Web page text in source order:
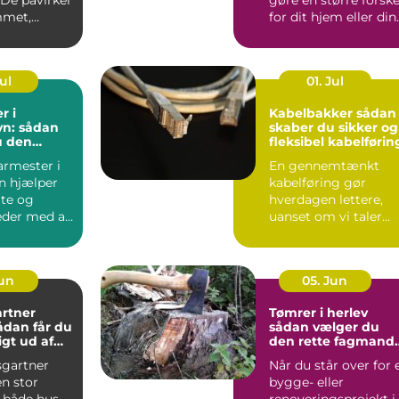
for dit hjem eller din
i
sådan
den
i
hjælper
og
med alt
01. Jul
Kabelbakker sådan
skaber du sikker og
fleksibel
En gennemtænkt
kabelføring gør
hverdagen lettere,
uanset om vi taler
fødevareindustrie...
ud af
stor
05. Jun
Tømrer i herlev
sådan vælger du
den rette fagmand
Når du står over for
bygge- eller